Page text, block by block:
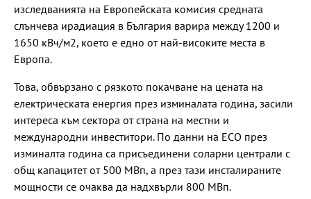
изследванията на Европейската комисия средната
слънчева ирадиация в България варира между 1200 и
1650 кВч/м2, което е едно от най-високите места в
Европа.
Това, обвързано с рязкото покачване на цената на
електрическата енергия през изминалата година, засили
интереса към сектора от страна на местни и
международни инвеститори. По данни на ЕСО през
изминалта година са присъединени соларни централи с
общ капацитет от 500 МВп, а през тази инсталираните
мощности се очаква да надхвърли 800 МВп.